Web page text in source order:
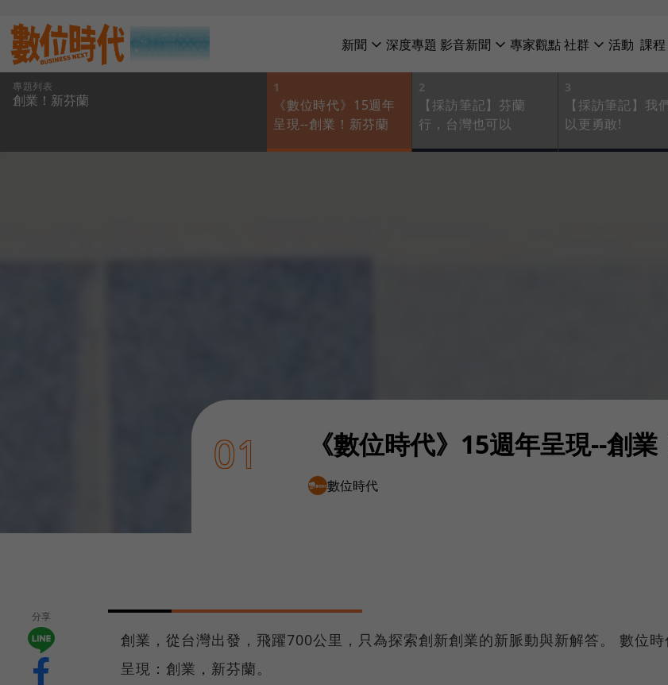
新聞 深度專題 影音新聞 專家觀點社群 活動 課程
專題列表
創業！新芬蘭
1
《數位時代》15週年
呈現--創業！新芬蘭
2
【採訪筆記】芬蘭
行，台灣也可以
3
【採訪筆記】我
以更勇敢!
01 《數位時代》15週年呈現--創
數位時代
分享
創業，從台灣出發，飛躍700公里，只為探索創新創業的新脈動與新解答。 數位
呈現：創業，新芬蘭。